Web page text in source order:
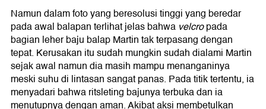
Namun dalam foto yang beresolusi tinggi yang beredar
pada awal balapan terlihat jelas bahwa velcropada
bagian leher baju balap Martin tak terpasang dengan
tepat. Kerusakan itu sudah mungkin sudah dialami Martin
sejak awal namun dia masih mampu menanganinya
meski suhu di lintasan sangat panas. Pada titik tertentu, ia
menyadari bahwa ritsleting bajunya terbuka dan ia
menutupnya dengan aman. Akibat aksi membetulkan